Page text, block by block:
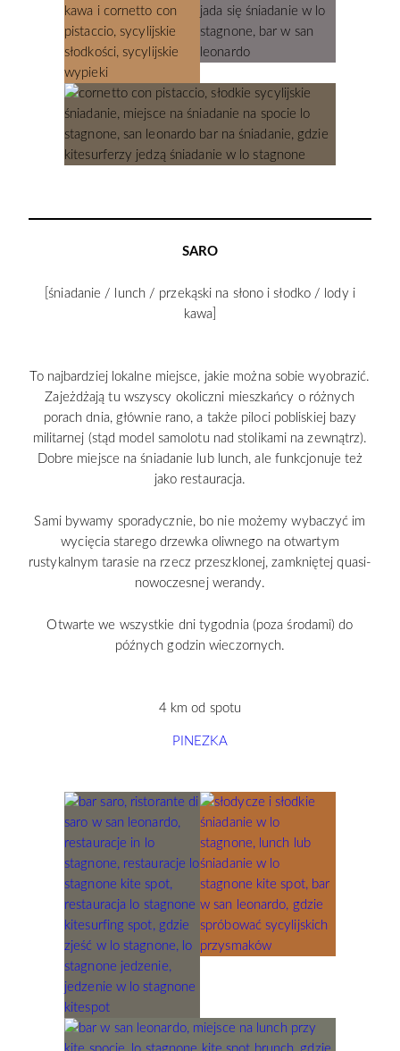
SARO
[śniadanie / lunch / przekąski na słono i słodko / lody i
kawa]
To najbardziej lokalne miejsce, jakie można sobie wyobrazić.
Zajeżdżają tu wszyscy okoliczni mieszkańcy o różnych
porach dnia, głównie rano, a także piloci pobliskiej bazy
militarnej (stąd model samolotu nad stolikami na zewnątrz).
Dobre miejsce na śniadanie lub lunch, ale funkcjonuje też
jako restauracja.
Sami bywamy sporadycznie, bo nie możemy wybaczyć im
wycięcia starego drzewka oliwnego na otwartym
rustykalnym tarasie na rzecz przeszklonej, zamkniętej quasi-
nowoczesnej werandy.
Otwarte we wszystkie dni tygodnia (poza środami) do
późnych godzin wieczornych.
4 km od spotu
PINEZKA